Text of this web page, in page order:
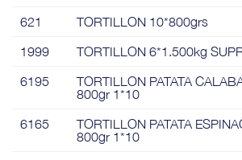
621 TORTILLON 10*800grs
1999 TORTILLON 6*1.500kg
6195
TORTILLON PATATA
800gr 1*10
6165
TORTILLON PATATA
800gr 1*10